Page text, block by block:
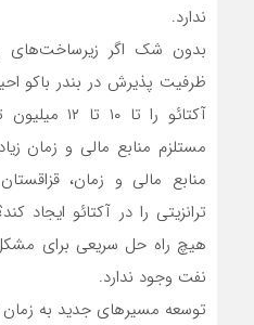
ندارد.
بدون شک اگر زیرساخت‌های
ظرفیت پذیرش در بندر باکو
آکتائو را تا
مستلزم منابع مالی و زمان
منابع مالی و زمان،
ترانزیتی را در آکتائو
هیچ راه حل سریعی برای
نفت وجود ندارد.
توسعه مسیرهای جدید به زمان